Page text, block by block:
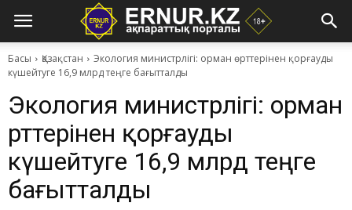
Басы Қазақстан
Экология министрлігі: орман өрттерінен қорғауды
күшейтуге 16,9 млрд теңге бағытталды
Экология министрлігі: орман
өрттерінен қорғауды
күшейтуге 16,9 млрд теңге
бағытталды